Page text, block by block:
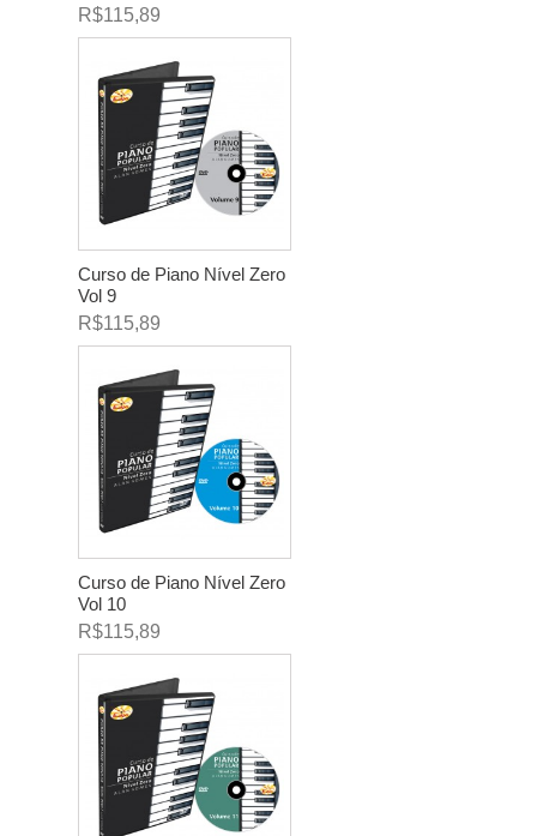
R$115,89
Curso de Piano Nível Zero
Vol 9
R$115,89
Curso de Piano Nível Zero
Vol 10
R$115,89